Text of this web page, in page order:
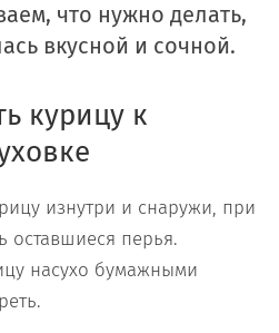
что нужно делать,
вкусной и сочной.
курицу к
изнутри и снаружи, при
оставшиеся перья.
насухо бумажными